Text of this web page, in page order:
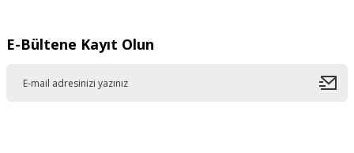
E-Bültene Kayıt Olun